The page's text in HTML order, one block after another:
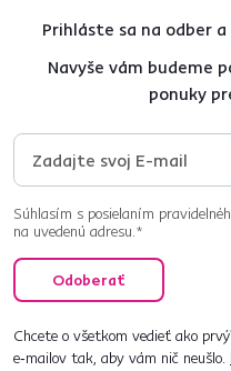
Prihláste sa na odber
Navyše vám budeme
ponuky
Súhlasím s posielaním
na uvedenú adresu.*
Odoberať
Chcete o všetkom vedieť ako
e‑mailov tak, aby vám nič neušlo.